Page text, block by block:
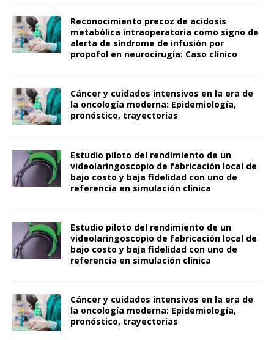
Reconocimiento precoz de acidosis
metabólica intraoperatoria como signo de
alerta de síndrome de infusión por
propofol en neurocirugía: Caso clínico
Cáncer y cuidados intensivos en la era de
la oncología moderna: Epidemiología,
pronóstico, trayectorias
Estudio piloto del rendimiento de un
videolaringoscopio de fabricación local de
bajo costo y baja fidelidad con uno de
referencia en simulación clínica
Estudio piloto del rendimiento de un
videolaringoscopio de fabricación local de
bajo costo y baja fidelidad con uno de
referencia en simulación clínica
Cáncer y cuidados intensivos en la era de
la oncología moderna: Epidemiología,
pronóstico, trayectorias